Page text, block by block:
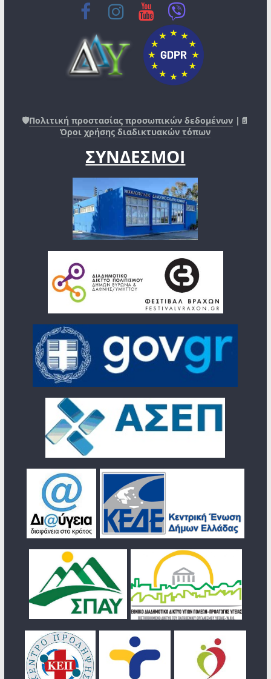
🛡️Πολιτική προστασίας προσωπικών δεδομένων |📄
Όροι χρήσης διαδικτυακών τόπων
ΣΥΝΔΕΣΜΟΙ